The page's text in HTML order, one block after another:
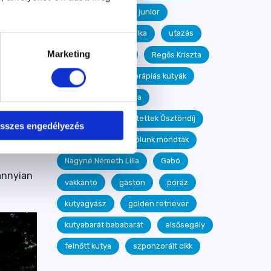
Marketing
engedélyezés
nem
junior
segítőkutya Milka utazás
Bemutatócsoport Regős Kriszta
Puzsár Nóra terápiás kutyák
Branstetter Gabriella
Tükör Módszer Mentettek Ösztöndíj
Kutyasziget Rólunk mondták
Nagyné Németh Lilla Gabó
vakkantó gaston póráz
kutyagyász golden retriever
kutyabarát bababarát elsősegély
felnőtt kutya szponzorált cikk